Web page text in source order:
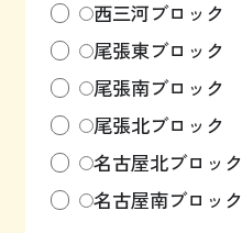
西三河ブロック
尾張東ブロック
尾張南ブロック
尾張北ブロック
名古屋北ブロック
名古屋南ブロック